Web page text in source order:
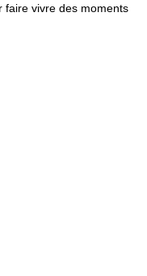
faire vivre des moments